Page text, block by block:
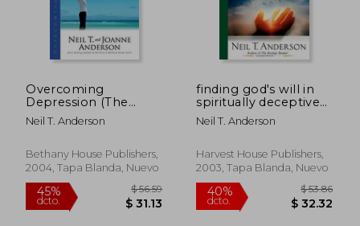
Overcoming
Depression (The
Victory Over the
Darkness Series) (en
Neil T. Anderson
Bethany House Publishers,
2004, Tapa Blanda, Nuevo
finding god's will in
spiritually deceptive
times (en Inglés)
Neil T. Anderson
Harvest House Publishers,
2003, Tapa Blanda, Nuevo